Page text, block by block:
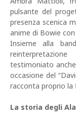
pulsante del
presenza scenica
anime di Bowie
Insieme alla
testimoniato anche
occasione del
racconta proprio la
La storia degli